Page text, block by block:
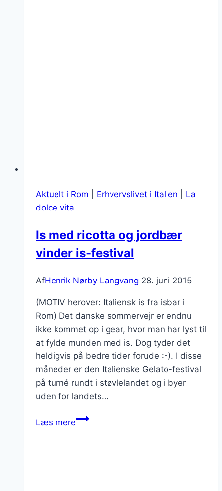
Aktuelt i Rom Erhvervslivet i Italien
La
dolce vita
Is med ricotta og jordbær
vinder is-festival
AfHenrik Nørby Langvang 28. juni 2015
(MOTIV herover: Italiensk is fra isbar i
Rom) Det danske sommervejr er endnu
ikke kommet op i gear, hvor man har lyst til
at fylde munden med is. Dog tyder det
heldigvis på bedre tider forude :-). I disse
måneder er den Italienske Gelato-festival
på turné rundt i støvlelandet og i byer
uden for landets…
Læs mereIs